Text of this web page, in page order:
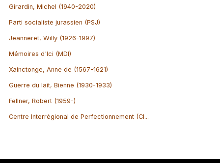
Girardin, Michel (1940-2020)
Parti socialiste jurassien (PSJ)
Jeanneret, Willy (1926-1997)
Mémoires d'Ici (MDI)
Xainctonge, Anne de (1567-1621)
Guerre du lait, Bienne (1930-1933)
Fellner, Robert (1959-)
Centre Interrégional de Perfectionnement (CI...